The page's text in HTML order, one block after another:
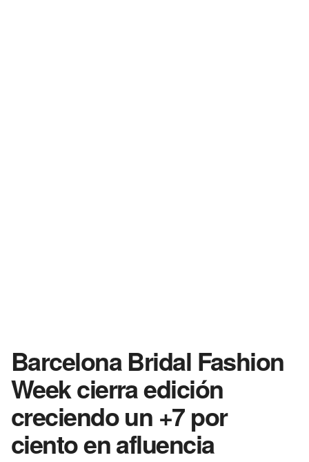
Barcelona Bridal Fashion
Week cierra edición
creciendo un +7 por
ciento en afluencia